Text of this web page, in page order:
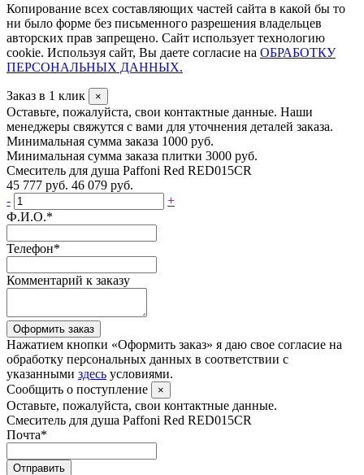
Копирование всех составляющих частей сайта в какой бы то
ни было форме без письменного разрешения владельцев
авторских прав запрещено. Сайт использует технологию
cookie. Используя сайт, Вы даете согласие на ОБРАБОТКУ
ПЕРСОНАЛЬНЫХ ДАННЫХ.
Заказ в 1 клик ×
Оставьте, пожалуйста, свои контактные данные. Наши
менеджеры свяжутся с вами для уточнения деталей заказа.
Минимальная сумма заказа 1000 руб.
Минимальная сумма заказа плитки 3000 руб.
Смеситель для душа Paffoni Red RED015CR
45 777 руб. 46 079 руб.
-
+
Ф.И.О.*
Телефон*
Комментарий к заказу
Оформить заказ
Нажатием кнопки «Оформить заказ» я даю свое согласие на
обработку персональных данных в соответствии с
указанными здесь условиями.
Сообщить о поступление
×
Оставьте, пожалуйста, свои контактные данные.
Смеситель для душа Paffoni Red RED015CR
Почта*
Отправить